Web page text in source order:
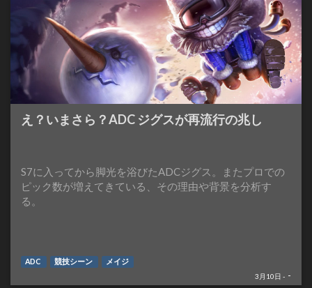
え？いまさら？ADC ジグスが再流行の兆し
S7に入ってから脚光を浴びたADCジグス。またプロでの
ピック数が増えてきている、その理由や背景を分析す
る。
ADC 競技シーン
メイジ
3月10日 - -